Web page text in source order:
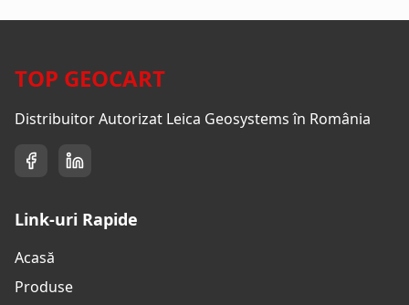
TOP GEOCART
Distribuitor Autorizat Leica Geosystems în România
Link-uri Rapide
Acasă
Produse